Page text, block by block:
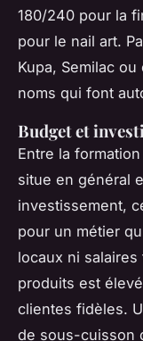
180/240 pour la
pour le nail art.
Kupa, Semilac
noms qui font
Budget et
Entre la
situe en général
investissement,
pour un métier
locaux ni
produits est
clientes fidèles.
de sous-cuisson